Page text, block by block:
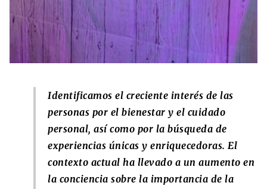
Identificamos el creciente interés de las
personas por el bienestar y el cuidado
personal, así como por la búsqueda de
experiencias únicas y enriquecedoras. El
contexto actual ha llevado a un aumento en
la conciencia sobre la importancia de la